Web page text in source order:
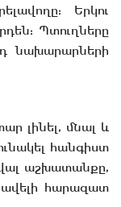
Երկու
Պտուղները
նախարարների
լինել, մնալ և
հանգիստ
աշխատանքը,
ավելի հարազատ